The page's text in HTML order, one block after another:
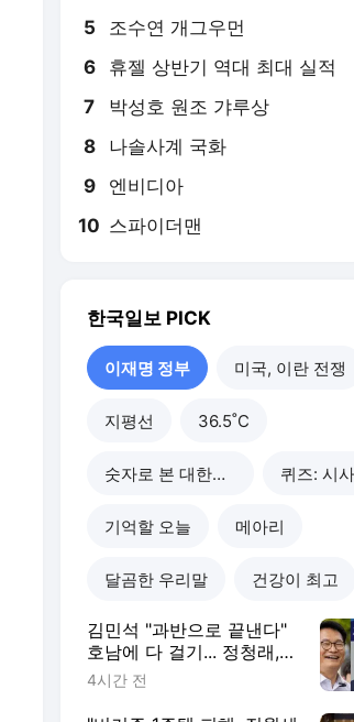
5 조수연 개그우먼
6 휴젤 상반기 역대 최대 실적
7 박성호 원조 갸루상
8 나솔사계 국화
9 엔비디아
10 스파이더맨
한국일보 PICK
이재명 정부 미국, 이란 전쟁
지평선 36.5˚C
숫자로 본 대한민국 퀴즈: 시
기억할 오늘 메아리
달곰한 우리말 건강이 최고
김민석 "과반으로 끝낸다"
호남에 다 걸기... 정청래,
수도권서 '승리 피날레' 노
4시간 전